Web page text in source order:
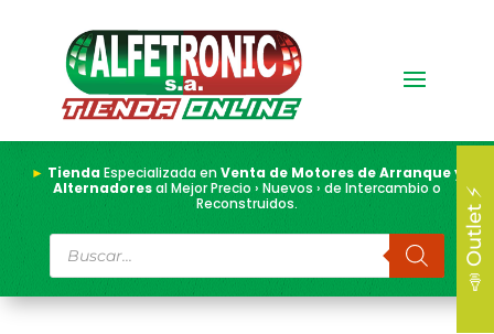
► TiendaEspecializada enVenta de Motores de Arranque y
Alternadoresal Mejor Precio › Nuevos › de Intercambio o
Reconstruidos.
Búsqueda
de
productos
📣 Outlet ⚡